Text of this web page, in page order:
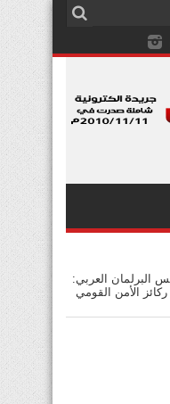
البرلمان العربي:
الأمن القومي